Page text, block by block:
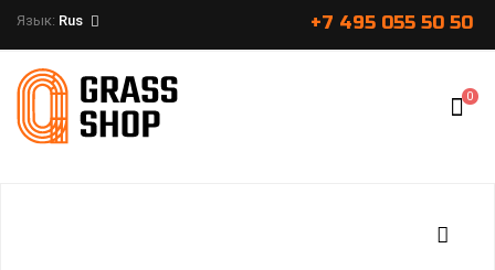
Язык: Rus +7 495 055 50 50
0